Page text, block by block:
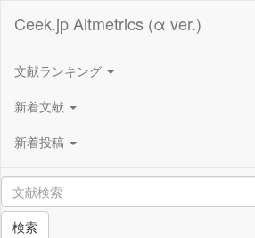
Ceek.jp Altmetrics (α ver.)
文献ランキング
新着文献
新着投稿
検索